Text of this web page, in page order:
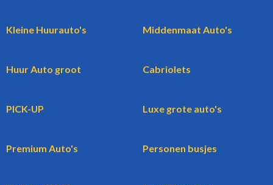
Kleine Huurauto's Middenmaat Auto's
Huur Auto groot Cabriolets
PICK-UP Luxe grote auto's
Premium Auto's Personen busjes